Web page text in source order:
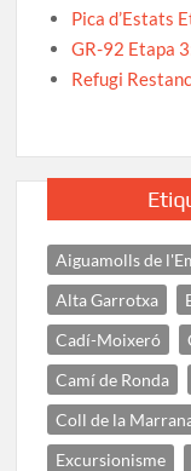
Pica d’Estats
GR-92 Etapa
Refugi
Aiguamolls de
Alta Garrotxa
Cadí-Moixeró
Camí de Ronda
Coll de la
Excursionisme